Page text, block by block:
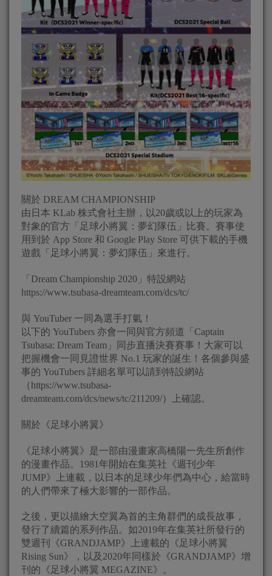
關於 DREAM CHAMPIONSHIP
由日本 KLab 株式會社主辦，以20歲或以上的玩家為
對象的官方「足球小將翼：夢幻隊伍」比賽。賽事使
用到於 App Store 和 Google Play Store 可供下載的手機
遊戲「足球小將翼：夢幻隊伍」來進行。
「Dream Championship 2020」特設網站
https://www.tsubasa-dreamteam.com/dcs/tc/
與 YouTuber 一同為選手打氣！
以下的 YouTubers 亦會一同與官方頻道「Captain
Tsubasa: Dream Team」同步直播決賽賽事！大家可以
把握機會一同見證世界 No.1 玩家的誕生！各個參與盛
事的 YouTubers 詳細名單可以請到特設網站
（https://www.tsubasa-
dreamteam.com/dcs/news/tc/211209/）上確認。
關於《足球小將翼》
《足球小將翼》是一部由漫畫家高橋陽一先生所創作
的漫畫作品。1981年開始在集英社《週刊少年
JUMP》上連載，以日本的足球少年們為中心，給當時
的人們帶來了極大影響的一部作品。
之後，更以描繪大空翼為首的主角群們的成長故事，
發行了續篇的系列作品。如2019年在集英社所發行的
雙週刊《GRANDJAMP》上連載的《足球小將翼
Rising Sun》，以及2020年同樣於《GRANDJAMP》增
刊的《足球小將翼 MEGAZINE》。